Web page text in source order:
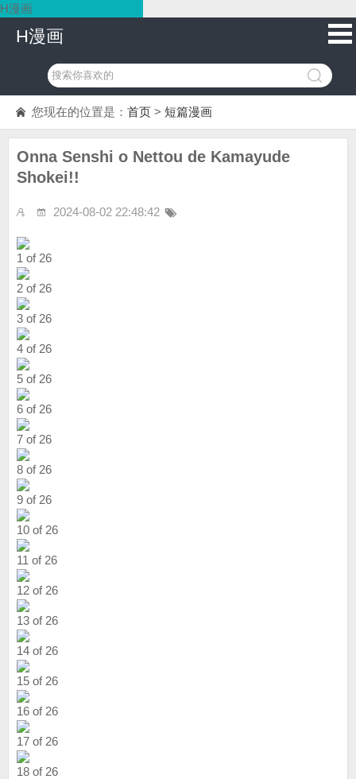
H漫画
H漫画
您现在的位置是： 首页 > 短篇漫画
Onna Senshi o Nettou de Kamayude
Shokei!!
2024-08-02 22:48:42
1 of 26
2 of 26
3 of 26
4 of 26
5 of 26
6 of 26
7 of 26
8 of 26
9 of 26
10 of 26
11 of 26
12 of 26
13 of 26
14 of 26
15 of 26
16 of 26
17 of 26
18 of 26